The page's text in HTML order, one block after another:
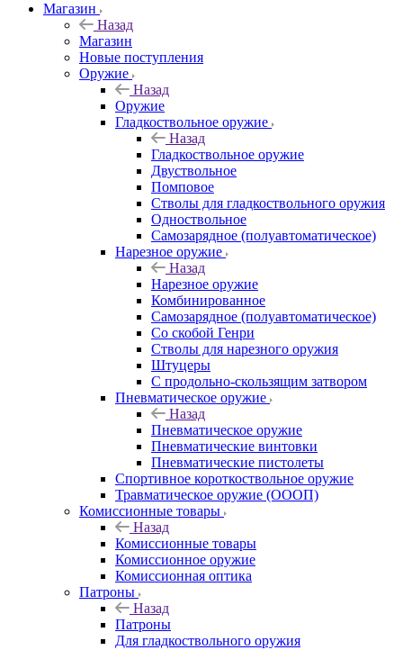
Магазин
Назад
Магазин
Новые поступления
Оружие
Назад
Оружие
Гладкоствольное оружие
Назад
Гладкоствольное оружие
Двуствольное
Помповое
Стволы для гладкоствольного оружия
Одноствольное
Самозарядное (полуавтоматическое)
Нарезное оружие
Назад
Нарезное оружие
Комбинированное
Самозарядное (полуавтоматическое)
Со скобой Генри
Стволы для нарезного оружия
Штуцеры
С продольно-скользящим затвором
Пневматическое оружие
Назад
Пневматическое оружие
Пневматические винтовки
Пневматические пистолеты
Спортивное короткоствольное оружие
Травматическое оружие (ОООП)
Комиссионные товары
Назад
Комиссионные товары
Комиссионное оружие
Комиссионная оптика
Патроны
Назад
Патроны
Для гладкоствольного оружия